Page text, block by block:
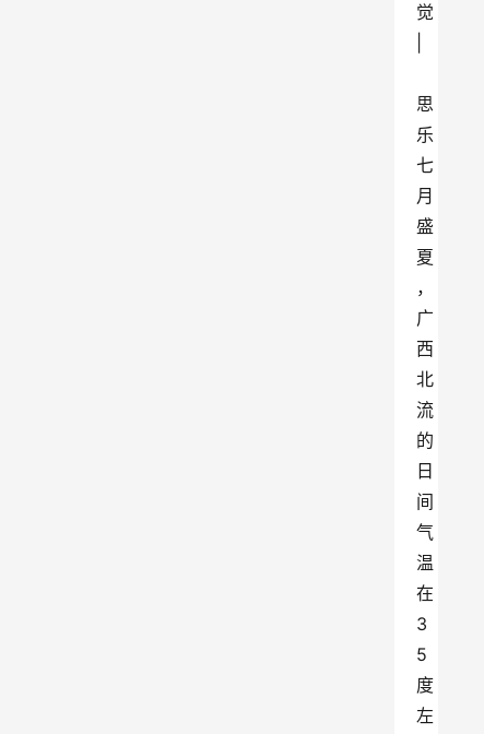
觉
思
乐
七
月
盛
夏
，
广
西
北
流
的
日
间
气
温
在
3
5
度
左